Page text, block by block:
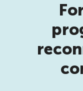
Initiatives